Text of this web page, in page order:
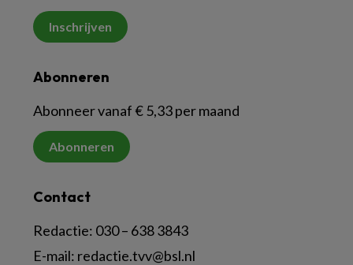
Inschrijven
Abonneren
Abonneer vanaf € 5,33 per maand
Abonneren
Contact
Redactie: 030 – 638 3843
E-mail: redactie.tvv@bsl.nl